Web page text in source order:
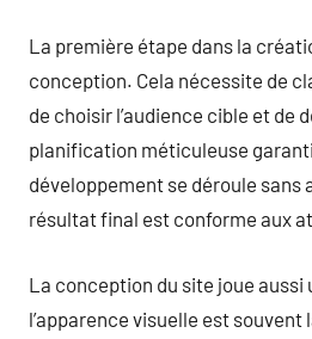
La première étape dans la
conception. Cela nécessite de
de choisir l’audience cible et de
planification méticuleuse
développement se déroule sans
résultat final est conforme aux
La conception du site joue aussi
l’apparence visuelle est